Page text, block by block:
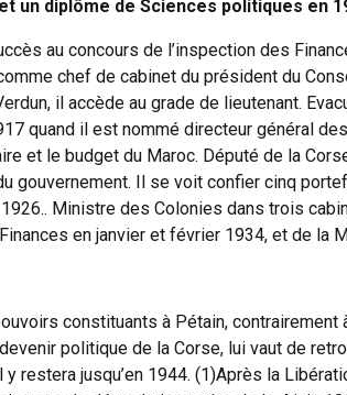
un diplôme de Sciences politiques en
au concours de l’inspection des
chef de cabinet du président du
il accède au grade de lieutenant.
quand il est nommé directeur général
et le budget du Maroc. Député de la
gouvernement. Il se voit confier cinq
Ministre des Colonies dans trois
en janvier et février 1934, et de la
constituants à Pétain, contrairement
politique de la Corse, lui vaut de
restera jusqu’en 1944. (1)Après la